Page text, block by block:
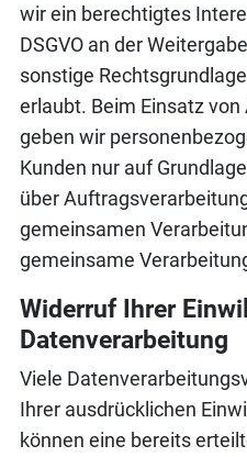
wir ein berechtigtes
DSGVO an der
sonstige
erlaubt. Beim Einsatz
geben wir
Kunden nur auf
über
gemeinsamen
gemeinsame
Widerruf Ihrer
Datenverarbeitung
Viele
Ihrer ausdrücklichen
können eine bereits